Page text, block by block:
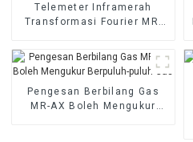
Telemeter Inframerah
Transformasi Fourier MR-
Pengesan Berbilang Gas
MR-AX Boleh Mengukur